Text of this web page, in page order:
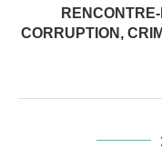
CORRUPTION,